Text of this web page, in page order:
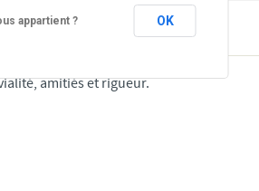
amitiés et rigueur
amitiés et rigueur.
appartient ? OK